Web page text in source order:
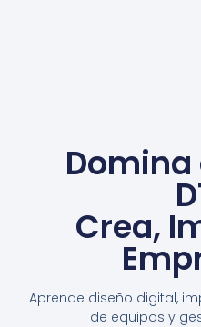
Domina
Crea,
Aprende diseño digital,
de equipos y